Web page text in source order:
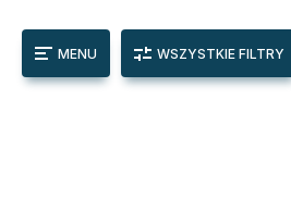
MENU WSZYSTKIE FILTRY